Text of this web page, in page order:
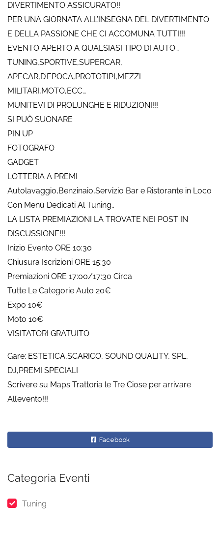
DIVERTIMENTO ASSICURATO!!
PER UNA GIORNATA ALL’INSEGNA DEL DIVERTIMENTO
E DELLA PASSIONE CHE CI ACCOMUNA TUTTI!!!
EVENTO APERTO A QUALSIASI TIPO DI AUTO…
TUNING,SPORTIVE,SUPERCAR,
APECAR,D’EPOCA,PROTOTIPI,MEZZI
MILITARI,MOTO,ECC…
MUNITEVI DI PROLUNGHE E RIDUZIONI!!!
SI PUÒ SUONARE
PIN UP
FOTOGRAFO
GADGET
LOTTERIA A PREMI
Autolavaggio,Benzinaio,Servizio Bar e Ristorante in Loco
Con Menù Dedicati Al Tuning..
LA LISTA PREMIAZIONI LA TROVATE NEI POST IN
DISCUSSIONE!!!
Inizio Evento ORE 10:30
Chiusura Iscrizioni ORE 15:30
Premiazioni ORE 17:00/17:30 Circa
Tutte Le Categorie Auto 20€
Expo 10€
Moto 10€
VISITATORI GRATUITO
Gare: ESTETICA,SCARICO, SOUND QUALITY, SPL,
DJ,PREMI SPECIALI
Scrivere su Maps Trattoria le Tre Ciose per arrivare
All’evento!!!
Facebook
Categoria Eventi
Tuning